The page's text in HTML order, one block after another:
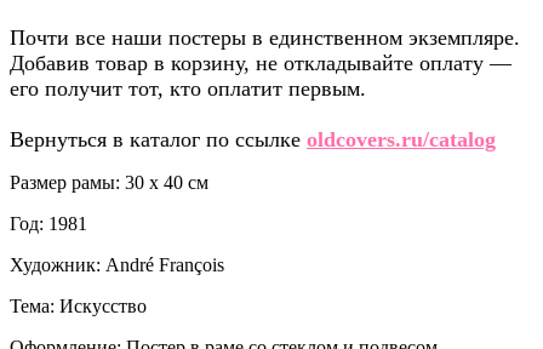
Почти все наши постеры в единственном экземпляре.
Добавив товар в корзину, не откладывайте оплату —
его получит тот, кто оплатит первым.
Вернуться в каталог по ссылке oldcovers.ru/catalog
Размер рамы: 30 x 40 см
Год: 1981
Художник: André François
Тема: Искусство